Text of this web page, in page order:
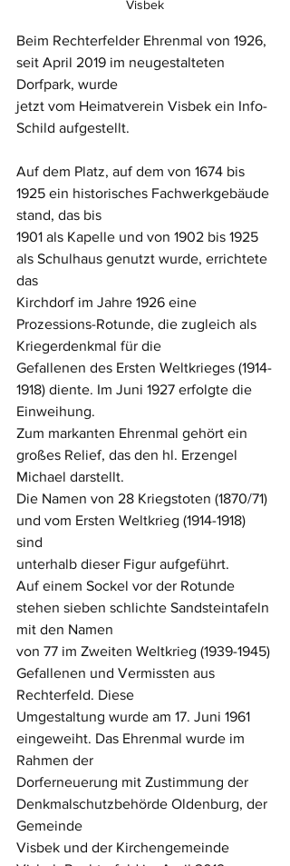
Visbek
Beim Rechterfelder Ehrenmal von 1926,
seit April 2019 im neugestalteten
Dorfpark, wurde
jetzt vom Heimatverein Visbek ein Info-
Schild aufgestellt.
Auf dem Platz, auf dem von 1674 bis
1925 ein historisches Fachwerkgebäude
stand, das bis
1901 als Kapelle und von 1902 bis 1925
als Schulhaus genutzt wurde, errichtete
das
Kirchdorf im Jahre 1926 eine
Prozessions-Rotunde, die zugleich als
Kriegerdenkmal für die
Gefallenen des Ersten Weltkrieges (1914-
1918) diente. Im Juni 1927 erfolgte die
Einweihung.
Zum markanten Ehrenmal gehört ein
großes Relief, das den hl. Erzengel
Michael darstellt.
Die Namen von 28 Kriegstoten (1870/71)
und vom Ersten Weltkrieg (1914-1918)
sind
unterhalb dieser Figur aufgeführt.
Auf einem Sockel vor der Rotunde
stehen sieben schlichte Sandsteintafeln
mit den Namen
von 77 im Zweiten Weltkrieg (1939-1945)
Gefallenen und Vermissten aus
Rechterfeld. Diese
Umgestaltung wurde am 17. Juni 1961
eingeweiht. Das Ehrenmal wurde im
Rahmen der
Dorferneuerung mit Zustimmung der
Denkmalschutzbehörde Oldenburg, der
Gemeinde
Visbek und der Kirchengemeinde